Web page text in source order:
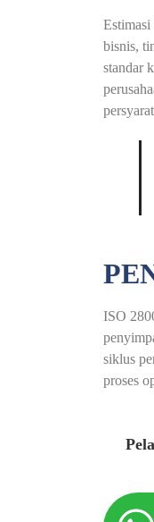
bisnis,
standar
ISO
siklus
proses